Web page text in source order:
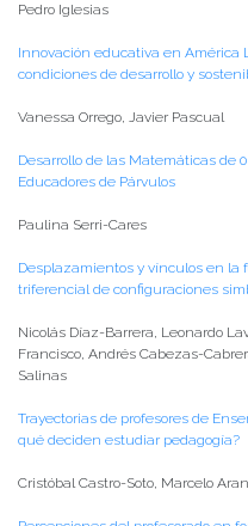
Pedro Iglesias
Innovación educativa en
condiciones de desarrollo y
Vanessa Orrego, Javier Pascual
Desarrollo de las Matemáticas de
Educadores de Párvulos
Paulina Serri-Cares
Desplazamientos y vínculos en la
triferencial de configuraciones
Nicolás Díaz-Barrera, Leonardo
Francisco, Andrés Cabezas-
Salinas
Trayectorias de profesores de
qué deciden estudiar pedagogía?
Cristóbal Castro-Soto, Marcelo